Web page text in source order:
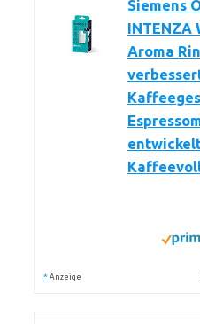
Siemens
Aroma
* Anzeige